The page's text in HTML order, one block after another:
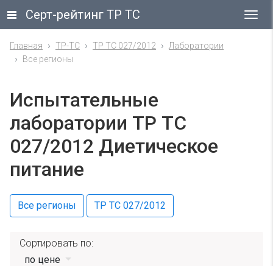
Серт-рейтинг ТР ТС
Главная ТР-ТС ТР ТС 027/2012
Лаборатории
Все регионы
Испытательные
лаборатории ТР ТС
027/2012 Диетическое
питание
Все регионы ТР ТС 027/2012
Сортировать по:
по цене